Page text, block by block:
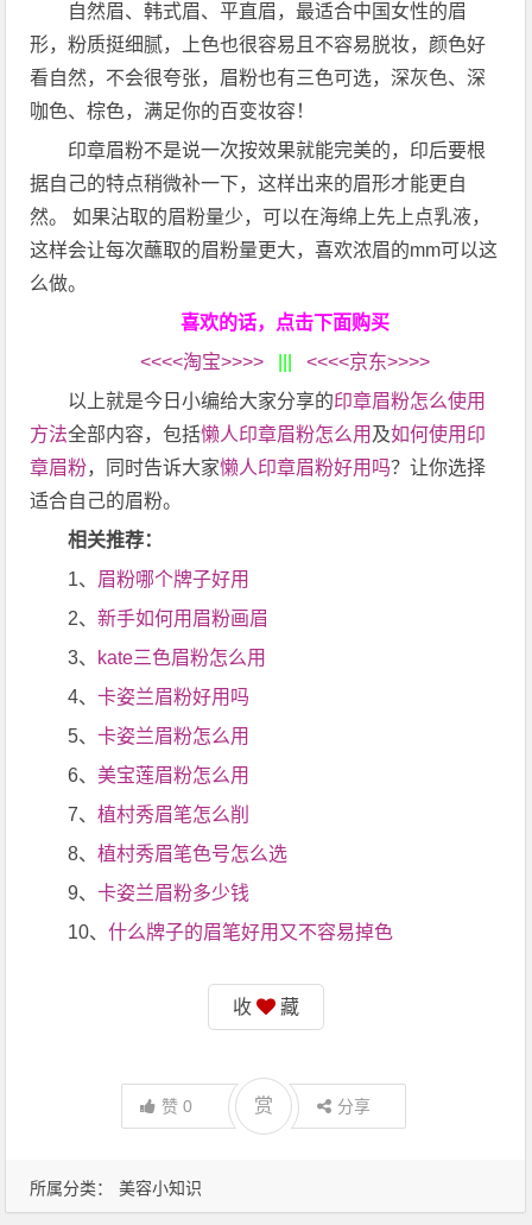
所属分类： 美容小知识
自然眉、韩式眉、平直眉，最适合中国女性的眉
形，粉质挺细腻，上色也很容易且不容易脱妆，颜色好
看自然，不会很夸张，眉粉也有三色可选，深灰色、深
咖色、棕色，满足你的百变妆容！
印章眉粉不是说一次按效果就能完美的，印后要根
据自己的特点稍微补一下，这样出来的眉形才能更自
然。 如果沾取的眉粉量少，可以在海绵上先上点乳液，
这样会让每次蘸取的眉粉量更大，喜欢浓眉的mm可以这
么做。
喜欢的话，点击下面购买
<<<<淘宝>>>>
<<<<京东>>>>
以上就是今日小编给大家分享的印章眉粉怎么使用
方法全部内容，包括懒人印章眉粉怎么用 及如何使用印
章眉粉，同时告诉大家懒人印章眉粉好用吗？让你选择
适合自己的眉粉。
相关推荐：
1、 眉粉哪个牌子好用
2、新手如何用眉粉画眉
3、 kate三色眉粉怎么用
4、卡姿兰眉粉好用吗
5、卡姿兰眉粉怎么用
6、 美宝莲眉粉怎么用
7、植村秀眉笔怎么削
8、植村秀眉笔色号怎么选
9、卡姿兰眉粉多少钱
10、什么牌子的眉笔好用又不容易掉色
收 藏
赞0 赏 分享